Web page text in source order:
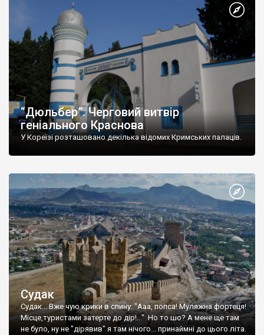
“Дюльбер”. Черговий витвір
геніального Краснова
У Кореїзі розташовано декілька відомих Кримських палаців.
Судак
Судак... Вже чую крики в спину: "Ааа, попса! Муляжна фортеця!
Місце,туристами затерте до дір!..." Но то шо? А мене ще там
не було, ну не "дірявив" я там нічого... принаймні до цього літа.